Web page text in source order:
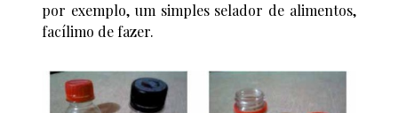
por exemplo, um simples selador de alimentos,
facílimo de fazer.